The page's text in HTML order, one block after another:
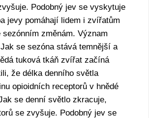
Podobný jev se vyskytuje
jevy pomáhají lidem i zvířatům
sezónním změnám. Význam
se sezóna stává temnější a
tuková tkáň zvířat začíná
že délka denního světla
opioidních receptorů v hnědé
se denní světlo zkracuje,
se zvyšuje. Podobný jev se